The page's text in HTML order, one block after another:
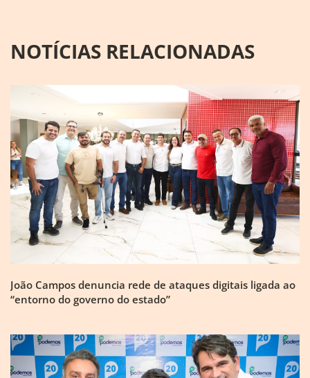
NOTÍCIAS RELACIONADAS
João Campos denuncia rede de ataques digitais ligada ao
“entorno do governo do estado”